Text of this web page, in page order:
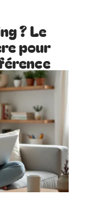
? Le
pour